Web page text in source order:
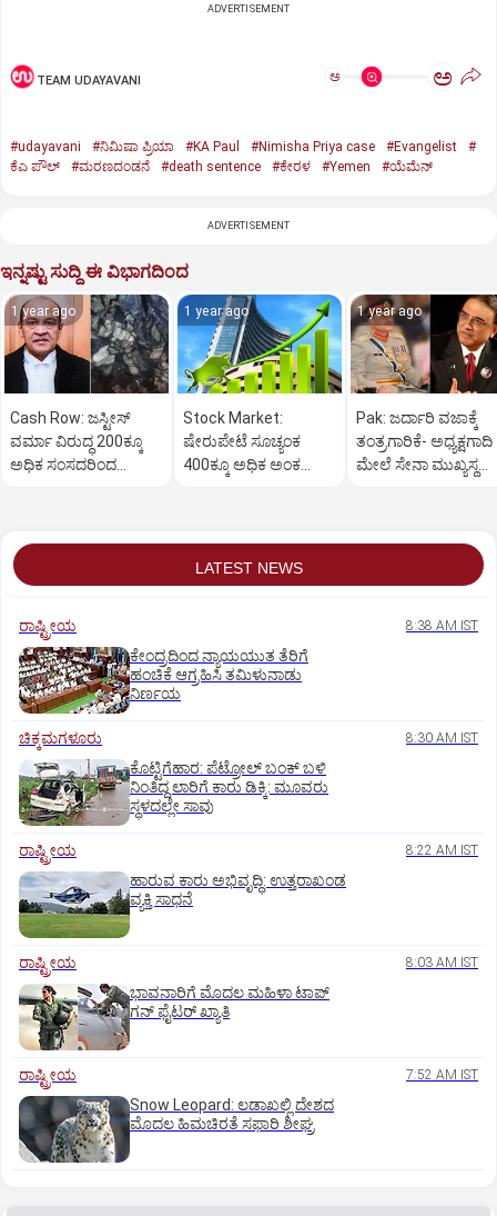
ADVERTISEMENT
TEAM UDAYAVANI ಅ ಅ
#udayavani #ನಿಮಿಷಾ ಪ್ರಿಯಾ #KA Paul #Nimisha Priya case #Evangelist
#
ಕೆಎ ಪೌಲ್
#ಮರಣದಂಡನೆ #death sentence #ಕೇರಳ #Yemen #ಯೆಮೆನ್‌
ADVERTISEMENT
ಇನ್ನಷ್ಟು ಸುದ್ದಿ ಈ ವಿಭಾಗದಿಂದ
1 year ago
Cash Row: ಜಸ್ಟೀಸ್‌
ವರ್ಮಾ ವಿರುದ್ಧ 200ಕ್ಕೂ
ಅಧಿಕ ಸಂಸದರಿಂದ
1 year ago
Stock Market:
ಷೇರುಪೇಟೆ ಸೂಚ್ಯಂಕ
400ಕ್ಕೂ ಅಧಿಕ ಅಂಕ
1 year ago
Pak: ಜರ್ದಾರಿ ವಜಾಕ್ಕೆ
ತಂತ್ರಗಾರಿಕೆ- ಅಧ್ಯಕ್ಷಗಾದಿ
ಮೇಲೆ ಸೇನಾ ಮುಖ್ಯಸ್ಥ
LATEST NEWS
ರಾಷ್ಟ್ರೀಯ 8:38 AM IST
ಕೇಂದ್ರದಿಂದ ನ್ಯಾಯಯುತ ತೆರಿಗೆ
ಹಂಚಿಕೆ ಆಗ್ರಹಿಸಿ ತಮಿಳುನಾಡು
ನಿರ್ಣಯ
ಚಿಕ್ಕಮಗಳೂರು 8:30 AM IST
ಕೊಟ್ಟಿಗೆಹಾರ: ಪೆಟ್ರೋಲ್ ಬಂಕ್ ಬಳಿ
ನಿಂತಿದ್ದ ಲಾರಿಗೆ ಕಾರು ಡಿಕ್ಕಿ: ಮೂವರು
ಸ್ಥಳದಲ್ಲೇ ಸಾವು
ರಾಷ್ಟ್ರೀಯ 8:22 AM IST
ಹಾರುವ ಕಾರು ಅಭಿವೃದ್ಧಿ: ಉತ್ತರಾಖಂಡ
ವ್ಯಕ್ತಿ ಸಾಧನೆ
ರಾಷ್ಟ್ರೀಯ 8:03 AM IST
ಭಾವನಾರಿಗೆ ಮೊದಲ ಮಹಿಳಾ ಟಾಪ್‌
ಗನ್‌ ಫೈಟರ್‌ ಖ್ಯಾತಿ
ರಾಷ್ಟ್ರೀಯ 7:52 AM IST
Snow Leopard: ಲಡಾಖಲ್ಲಿ ದೇಶದ
ಮೊದಲ ಹಿಮಚಿರತೆ ಸಫಾರಿ ಶೀಘ್ರ